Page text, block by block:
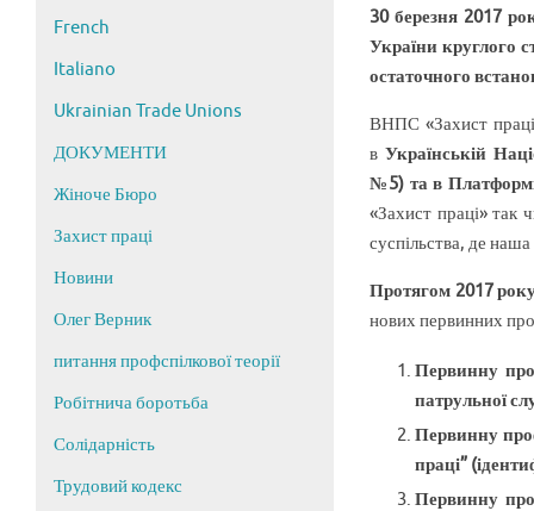
30 березня 2017
України круглого
остаточного
ВНПС «Захист
в Українській
№5) та в
«Захист праці» так
суспільства, де
Протягом 2017
нових первинних
Первинну
патрульної
Первинну
праці”
Первинну
French
Italiano
Ukrainian Trade Unions
ДОКУМЕНТИ
Жіноче Бюро
Захист праці
Новини
Олег Верник
питання профспілкової теорії
Робітнича боротьба
Солідарність
Трудовий кодекс